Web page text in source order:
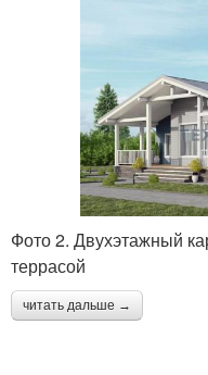
Фото 2. Двухэтажный
террасой
читать дальше →